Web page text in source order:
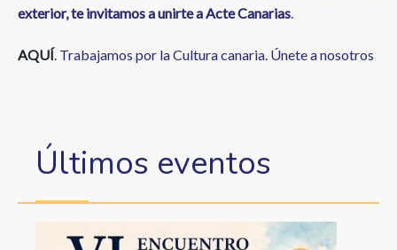
exterior, te invitamos a unirte a Acte Canarias.
AQUÍ. Trabajamos por la Cultura canaria. Únete a nosotros
Últimos eventos
Image